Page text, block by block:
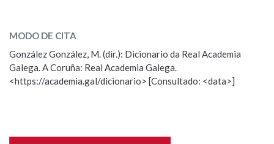
BUSCAR NO CONTIDO
Nas definicións
Observación
Nome
MODO DE CITA
González González, M. (dir.): Dicionario da Real Academia
Galega. A Coruña: Real Academia Galega.
<https://academia.gal/dicionario> [Consultado: <data>]